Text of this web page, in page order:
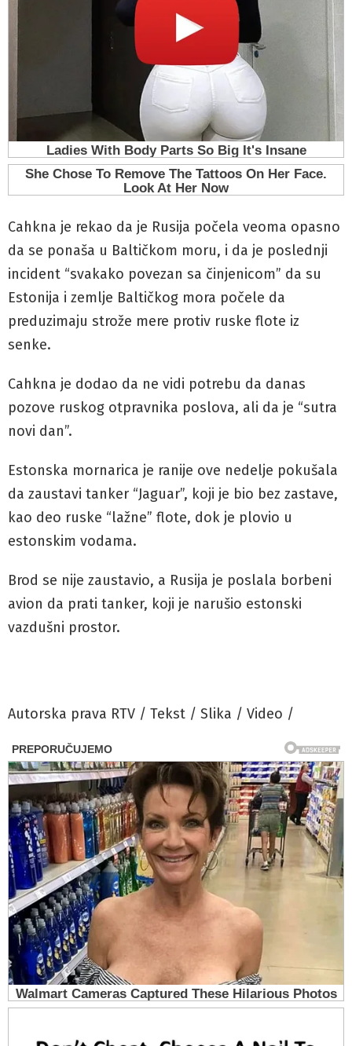
Cahkna je rekao da je Rusija počela veoma opasno
da se ponaša u Baltičkom moru, i da je poslednji
incident “svakako povezan sa činjenicom” da su
Estonija i zemlje Baltičkog mora počele da
preduzimaju strože mere protiv ruske flote iz
senke.
Cahkna je dodao da ne vidi potrebu da danas
pozove ruskog otpravnika poslova, ali da je “sutra
novi dan”.
Estonska mornarica je ranije ove nedelje pokušala
da zaustavi tanker “Jaguar”, koji je bio bez zastave,
kao deo ruske “lažne” flote, dok je plovio u
estonskim vodama.
Brod se nije zaustavio, a Rusija je poslala borbeni
avion da prati tanker, koji je narušio estonski
vazdušni prostor.
Autorska prava RTV / Tekst / Slika / Video /